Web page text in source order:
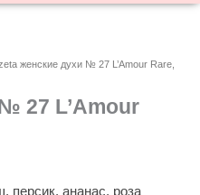
женские духи № 27 L’Amour Rare,
27 L’Amour
персик, ананас, роза